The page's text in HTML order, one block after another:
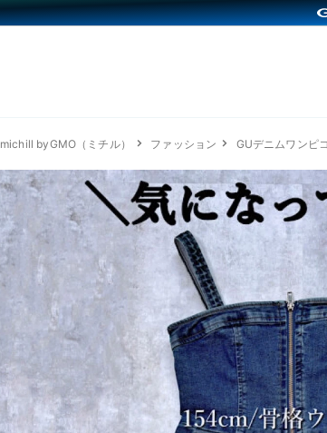
michill byGMO（ミチル） ファッション GUデニムワンピ